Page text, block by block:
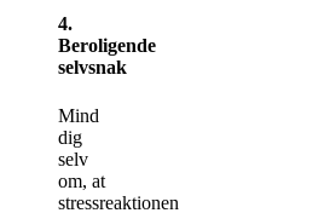
4.
Beroligende
selvsnak
Mind
dig
selv
om, at
stressreaktionen